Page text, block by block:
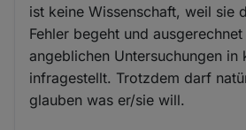
ist keine Wissenschaft, weil sie
Fehler begeht und
angeblichen Untersuchungen in
infragestellt. Trotzdem darf
glauben was er/sie will.